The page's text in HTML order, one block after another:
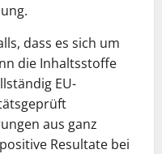
dass es sich um
die Inhaltsstoffe
EU-
aus ganz
Resultate bei